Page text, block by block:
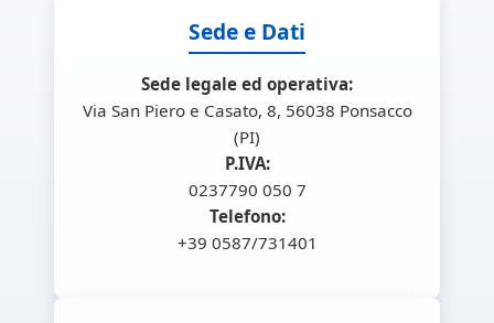
Sede e Dati
Sede legale ed operativa:
Via San Piero e Casato, 8, 56038 Ponsacco
(PI)
P.IVA:
0237790 050 7
Telefono:
+39 0587/731401